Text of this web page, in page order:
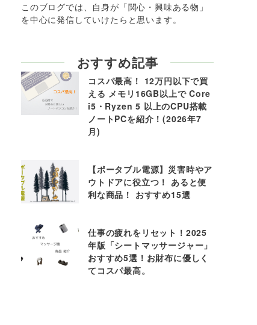
このブログでは、自身が「関心・興味ある物」
を中心に発信していけたらと思います。
おすすめ記事
コスパ最高！ 12万円以下で買
える メモリ16GB以上で Core
i5・Ryzen 5 以上のCPU搭載
ノートPCを紹介！(2026年7
月)
【ポータブル電源】災害時やア
ウトドアに役立つ！ あると便
利な商品！ おすすめ15選
仕事の疲れをリセット！2025
年版「シートマッサージャー」
おすすめ5選！お財布に優しく
てコスパ最高。